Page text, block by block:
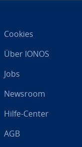
Cookies
Über IONOS
Jobs
Newsroom
Hilfe-Center
AGB